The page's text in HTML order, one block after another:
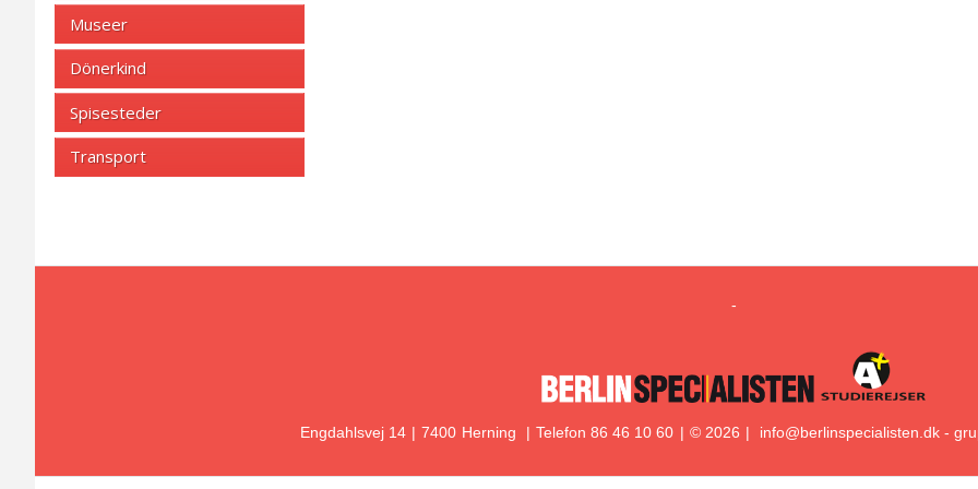
Museer
Dönerkind
Spisesteder
Transport
-
Engdahlsvej 14 7400 Herning Telefon 86 46 10 60 © 2026 info@berlinspecialisten.dk -